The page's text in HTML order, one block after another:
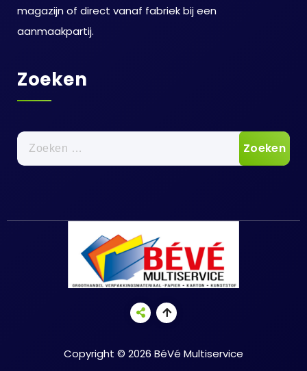
magazijn of direct vanaf fabriek bij een
aanmaakpartij.
Zoeken
Zoeken
naar:
Copyright © 2026 BéVé Multiservice